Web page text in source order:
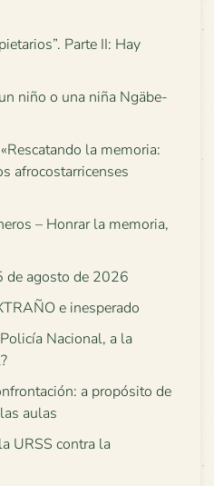
Parte II: Hay
niño o una niña Ngäbe-
la memoria:
afrocostarricenses
– Honrar la memoria,
de agosto de 2026
e inesperado
Nacional, a la
a propósito de
aulas
URSS contra la